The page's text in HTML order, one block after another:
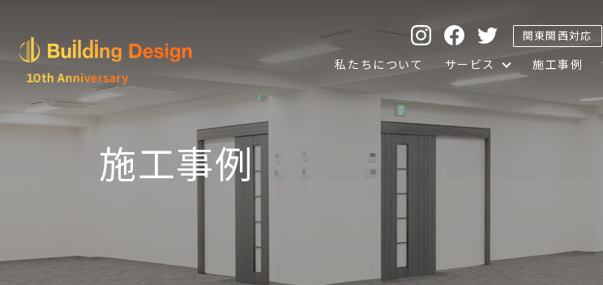
関東関西対応
私たちについて サービス 施工事例
施工事例